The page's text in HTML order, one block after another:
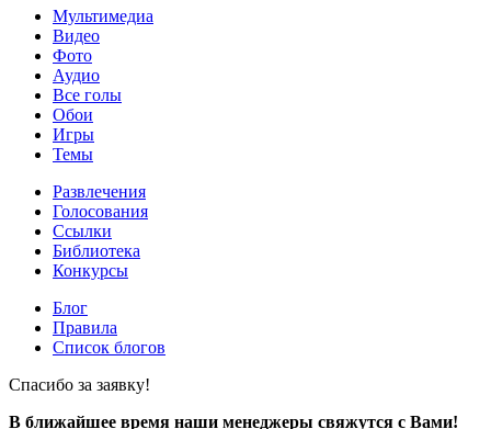
Мультимедиа
Видео
Фото
Аудио
Все голы
Обои
Игры
Темы
Развлечения
Голосования
Ссылки
Библиотека
Конкурсы
Блог
Правила
Список блогов
Спасибо за заявку!
В ближайшее время наши менеджеры свяжутся с Вами!